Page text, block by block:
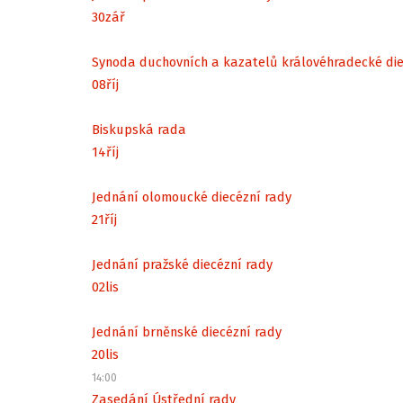
30zář
Synoda duchovních a kazatelů královéhradecké
08říj
Biskupská rada
14říj
Jednání olomoucké diecézní rady
21říj
Jednání pražské diecézní rady
02lis
Jednání brněnské diecézní rady
20lis
14:00
Zasedání Ústřední rady